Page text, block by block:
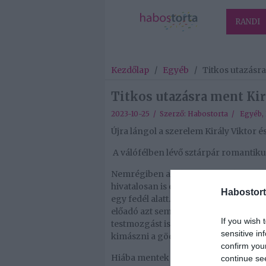
If you wish
sensitive
confirm
continue
RANDI
Kezdőlap / Egyéb / Titkos
Titkos utazásra ment
2023-10-25 / Szerző: Habostorta / Egyéb,
Újra lángol a szerelem Király Viktor
A válófélben lévő sztárpár
Nemrégiben arról szóltak a hírek,
hivatalosan is elválik gyermeke
egy fedél alatt. Úgy tűnt, nincs
előadó azt sem tagadta, hogy
testmozgást is elhanyagolta. Mint
kimászni a gödörből.
Hiába mentek szét, azt leszögezték,